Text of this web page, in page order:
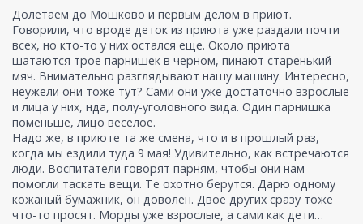
Долетаем до Мошково и первым делом в приют.
Говорили, что вроде деток из приюта уже раздали почти
всех, но кто-то у них остался еще. Около приюта
шатаются трое парнишек в черном, пинают старенький
мяч. Внимательно разглядывают нашу машину. Интересно,
неужели они тоже тут? Сами они уже достаточно взрослые
и лица у них, нда, полу-уголовного вида. Один парнишка
поменьше, лицо веселое.
Надо же, в приюте та же смена, что и в прошлый раз,
когда мы ездили туда 9 мая! Удивительно, как встречаются
люди. Воспитатели говорят парням, чтобы они нам
помогли таскать вещи. Те охотно берутся. Дарю одному
кожаный бумажник, он доволен. Двое других сразу тоже
что-то просят. Морды уже взрослые, а сами как дети…